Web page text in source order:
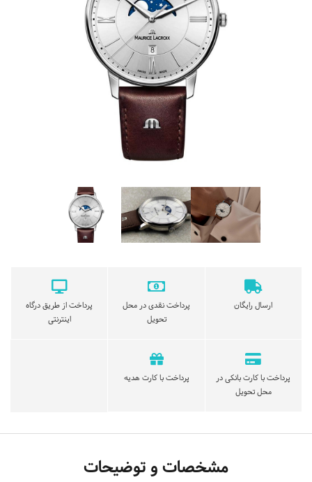
ارسال رایگان
پرداخت نقدی در محل
تحویل
پرداخت از طریق درگاه
اینترنتی
پرداخت با کارت بانکی در
محل تحویل
پرداخت با کارت هدیه
مشخصات و توضیحات